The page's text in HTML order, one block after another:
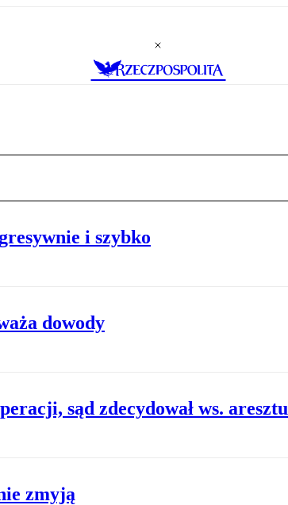
i szybko
dowody
sąd zdecydował ws. aresztu
zmyją